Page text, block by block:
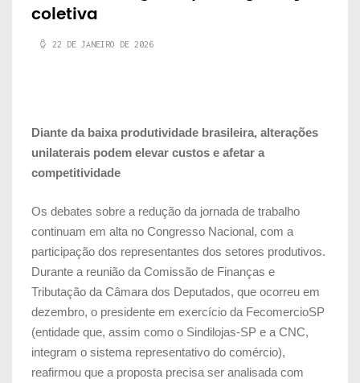
coletiva
22 DE JANEIRO DE 2026
Diante da baixa produtividade brasileira, alterações
unilaterais podem elevar custos e afetar a
competitividade
Os debates sobre a redução da jornada de trabalho
continuam em alta no Congresso Nacional, com a
participação dos representantes dos setores produtivos.
Durante a reunião da Comissão de Finanças e
Tributação da Câmara dos Deputados, que ocorreu em
dezembro, o presidente em exercício da FecomercioSP
(entidade que, assim como o Sindilojas-SP e a CNC,
integram o sistema representativo do comércio),
reafirmou que a proposta precisa ser analisada com